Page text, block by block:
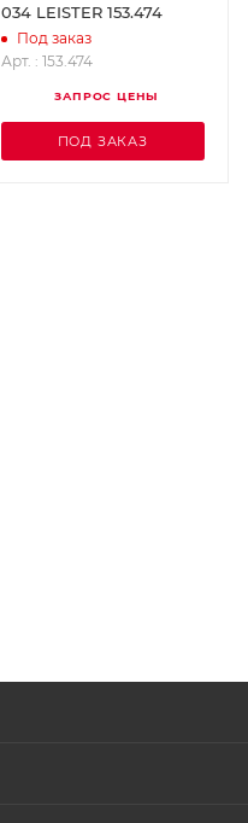
034 LEISTER 153.474
Под заказ
Арт. : 153.474
ЗАПРОС ЦЕНЫ
ПОД ЗАКАЗ